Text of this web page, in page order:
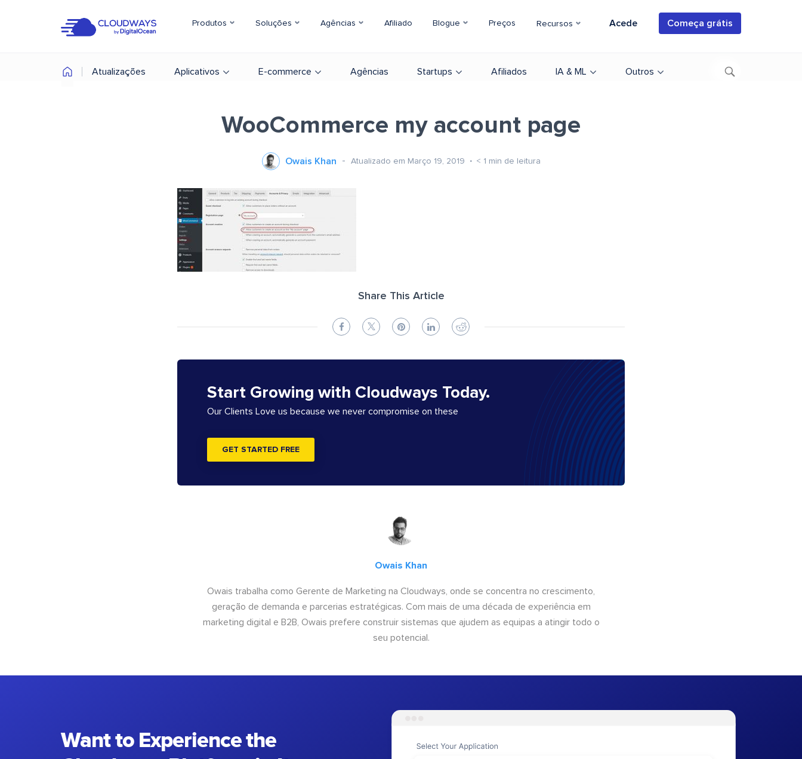
Produtos Soluções Agências Afiliado Blogue Preços Recursos Acede Começa grátis
Atualizações Aplicativos E-commerce Agências Startups Afiliados IA & ML Outros
WooCommerce my account page
Owais Khan Atualizado em Março 19, 2019 < 1 min de leitura
Share This Article
Start Growing with Cloudways Today.
Our Clients Love us because we never compromise on these
GET STARTED FREE
Owais Khan
Owais trabalha como Gerente de Marketing na Cloudways, onde se concentra no crescimento,
geração de demanda e parcerias estratégicas. Com mais de uma década de experiência em
marketing digital e B2B, Owais prefere construir sistemas que ajudem as equipas a atingir todo o
seu potencial.
Want to Experience the